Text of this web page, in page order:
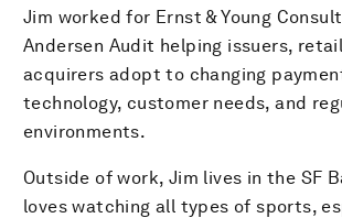
Jim worked for Ernst & Young
Andersen Audit helping issuers,
acquirers adopt to changing
technology, customer needs, and
environments.
Outside of work, Jim lives in the SF
loves watching all types of sports,